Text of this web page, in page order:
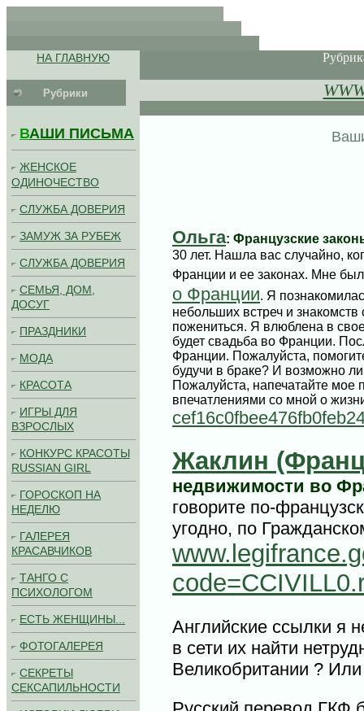
НА ГЛАВНУЮ
Рубрики
ВАШИ ПИСЬМА
ЖЕНСКОЕ
ОДИНОЧЕСТВО
СЛУЖБА ДОВЕРИЯ
ЗАМУЖ ЗА РУБЕЖ
СЛУЖБА ДОВЕРИЯ
СЕМЬЯ, ДОМ,
ДОСУГ
ПРАЗДНИКИ
МОДА
КРАСОТА
ИГРЫ ДЛЯ
ВЗРОСЛЫХ
КОНКУРС КРАСОТЫ
RUSSIAN GIRL
ГОРОСКОП НА
НЕДЕЛЮ
ГАЛЕРЕЯ
КРАСАВЧИКОВ
ТАНГО С
ПСИХОЛОГОМ
ЕСТЬ ЖЕНЩИНЫ...
ФОТОГАЛЕРЕЯ
СЕКРЕТЫ
СЕКСАПИЛЬНОСТИ
Ольга: Французские
30 лет. Нашла вас случайно,
Франции и ее законах. Мне
о Франции. Я
небольших встреч и
пожениться. Я влюблена в
будет свадьба во Франции.
Франции. Пожалуйста,
будучи в браке? И возможно
Пожалуйста, напечатайте мое
впечатлениями со мной о
Жаклин
недвижимости во
говорите по-
угодно, по
Английские ссылки я
в сети их найти
Великобритании ?